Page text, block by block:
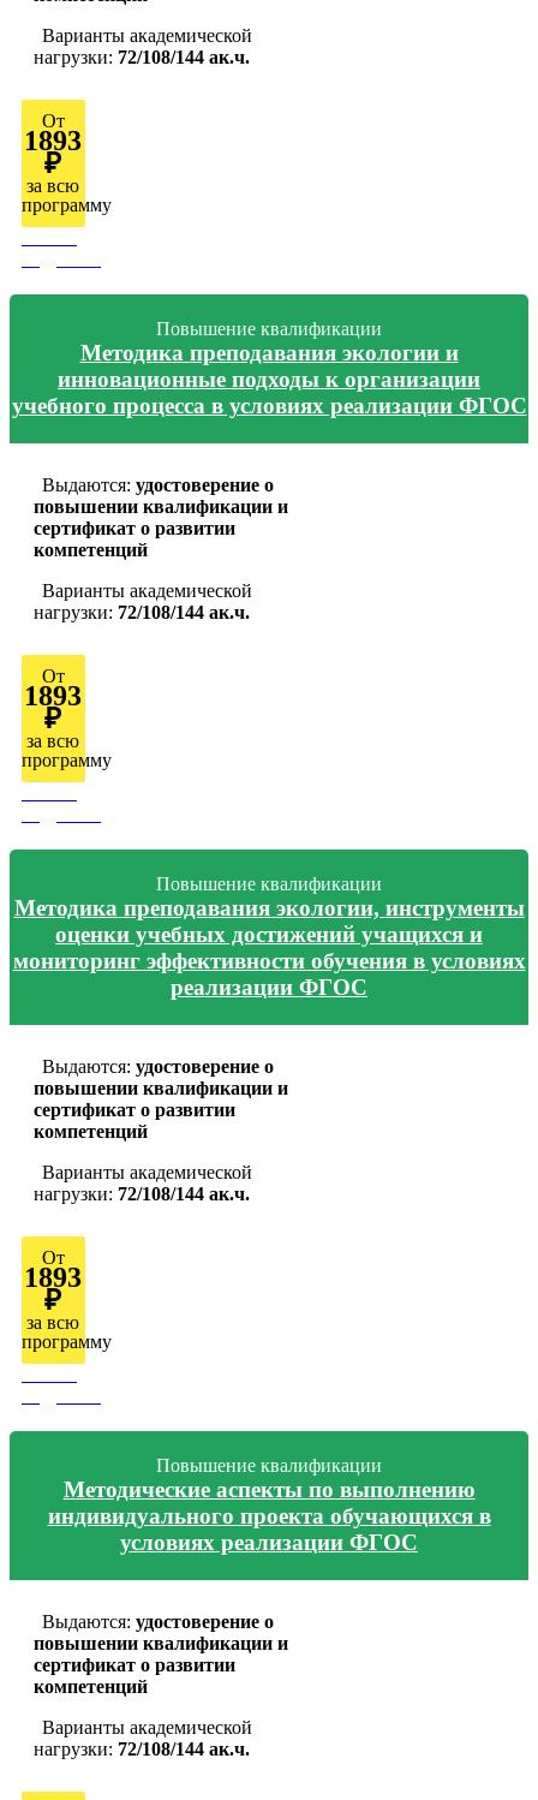
Варианты академической
нагрузки: 72/108/144 ак.ч.
От
1893
₽
за всю
программу
Повышение квалификации
Методика преподавания экологии и
инновационные подходы к организации
учебного процесса в условиях реализации ФГОС
Выдаются: удостоверение о
повышении квалификации и
сертификат о развитии
компетенций
Варианты академической
нагрузки: 72/108/144 ак.ч.
От
1893
₽
за всю
программу
Повышение квалификации
Методика преподавания экологии, инструменты
оценки учебных достижений учащихся и
мониторинг эффективности обучения в условиях
реализации ФГОС
Выдаются: удостоверение о
повышении квалификации и
сертификат о развитии
компетенций
Варианты академической
нагрузки: 72/108/144 ак.ч.
От
1893
₽
за всю
программу
Повышение квалификации
Методические аспекты по выполнению
индивидуального проекта обучающихся в
условиях реализации ФГОС
Выдаются: удостоверение о
повышении квалификации и
сертификат о развитии
компетенций
Варианты академической
нагрузки: 72/108/144 ак.ч.